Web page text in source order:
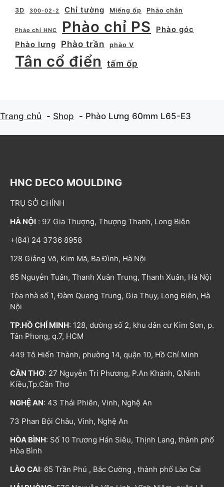
3D 300-02-2 Chỉ tường Miếng ốp Phào chân
Phào chỉ HNC Phào chỉ PS
Phào góc
Phào lưng
Phào trần phào V
Tân cổ điển tấm ốp
Trang chủ Shop Phào Lưng 60mm L65-E3
HNC DECO MOULDING
TRỤ SỞ CHÍNH
HÀ NỘI : 97 Gia Thượng, Thượng Thanh, Long Biên
+(84) 24 3736 8958
128 Giảng Võ, Kim Mã, Ba Đình, Hà Nội
65 Nguyễn Tuân, Thanh Xuân Trung, Thanh Xuân, Hà Nội
Tòa nhà số 1, Đàm Quang Trung, Gia Thụy, Long Biên, Hà
Nội
TP.HỒ CHÍ MINH: 128, đường số 2, khu dân cư Kim Sơn, p.
Tân Phong, q.7, HCM
449 Tô Hiến Thành, phường 14, quận 10, Hồ Chí Minh
CẦN THƠ: 27 Nguyễn Tri Phương, P.An Khánh, Q.Ninh
Kiều,Tp.Cần Thơ
NGHỆ AN: 43 Thái Phiên, Vinh, Nghệ An
73 Phan Bội Châu, Vinh, Nghệ An
HÒA BÌNH: Số 10 Trương Hán Siêu, Thịnh Lang, thành phố
Hòa Bình
LÀO CAI: 65 Trần Phú , Bắc Cường , thành phố Lào Cai